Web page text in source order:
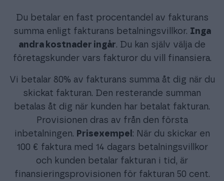
Du betalar en fast procentandel av fakturans
summa enligt fakturans betalningsvillkor. Inga
andra kostnader ingår. Du kan själv välja de
företagskunder vars fakturor du vill finansiera.
Vi betalar 80% av fakturans summa åt dig när du
skickat fakturan. Den resterande summan
betalas åt dig när kunden har betalat fakturan.
Provisionen dras av från den första
inbetalningen. Prisexempel : När du skickar en
100 € faktura med 14 dagars betalningsvillkor
och kunden betalar fakturan i tid, är
finansieringsprovisionen för fakturan 50 cent.